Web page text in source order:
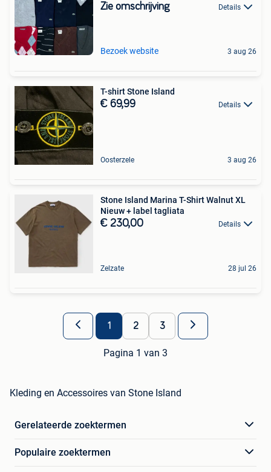
Zie omschrijving Details
Bezoek website 3 aug 26
T-shirt Stone Island
€ 69,99 Details
Oosterzele 3 aug 26
Stone Island Marina T-Shirt Walnut XL
Nieuw + label tagliata
€ 230,00 Details
Zelzate 28 jul 26
1 2 3
Pagina 1 van 3
Kleding en Accessoires van Stone Island
Gerelateerde zoektermen
Populaire zoektermen